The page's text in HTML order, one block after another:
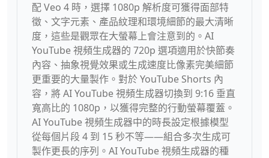
配 Veo 4 時，選擇 1080p 解析度可獲得面部特
徵、文字元素、產品紋理和環境細節的最大清晰
度，這些是觀眾在大螢幕上會注意到的。AI
YouTube 視頻生成器的 720p 選項適用於快節奏
內容、抽象視覺效果或生成速度比像素完美細節
更重要的大量製作。對於 YouTube Shorts 內
容，將 AI YouTube 視頻生成器切換到 9:16 垂直
寬高比的 1080p，以獲得完整的行動螢幕覆蓋。
AI YouTube 視頻生成器中的時長設定根據模型
從每個片段 4 到 15 秒不等——組合多次生成可
製作更長的序列。AI YouTube 視頻生成器的種